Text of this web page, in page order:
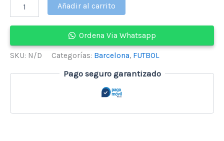
cantidad
Añadir al carrito
Ordena Via Whatsapp
SKU: N/D Categorías: Barcelona, FUTBOL
Pago seguro garantizado